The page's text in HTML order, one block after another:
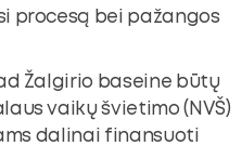
procesą bei pažangos
Žalgirio baseine būtų
vaikų švietimo (NVŠ)
dalinai finansuoti